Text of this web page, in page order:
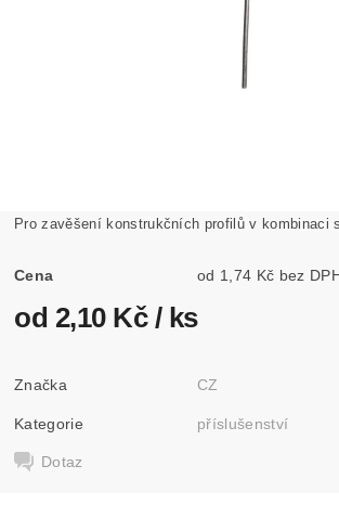
Pro zavěšení konstrukčních profilů v kombinaci
Cena od 1,74 Kč bez
od 2,10 Kč / ks
Značka CZ
Kategorie příslušenství
Dotaz